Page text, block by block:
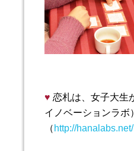
♥ 恋札は、女子大生
イノベーションラボ
（ http://hanalabs.net/